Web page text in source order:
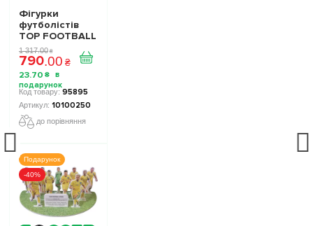
Фігурки
футболістів
TOP FOOTBALL
STARS - Набір
The Football
Stars
Collection 1
10100250
1 317.00 ₴
790.00 ₴
23.70 ₴
95895
10100250
до порівняння
Подарунок
-40%